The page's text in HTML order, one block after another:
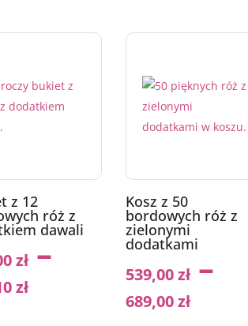
z 12
róż z
dawali
zł–
zł
Kosz z 50
bordowych róż z
zielonymi
dodatkami
539,00zł–
689,00zł